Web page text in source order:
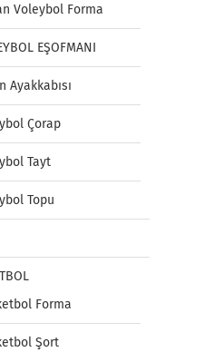
Voleybol Forma
EŞOFMANI
Ayakkabısı
Çorap
Tayt
Topu
Forma
Şort